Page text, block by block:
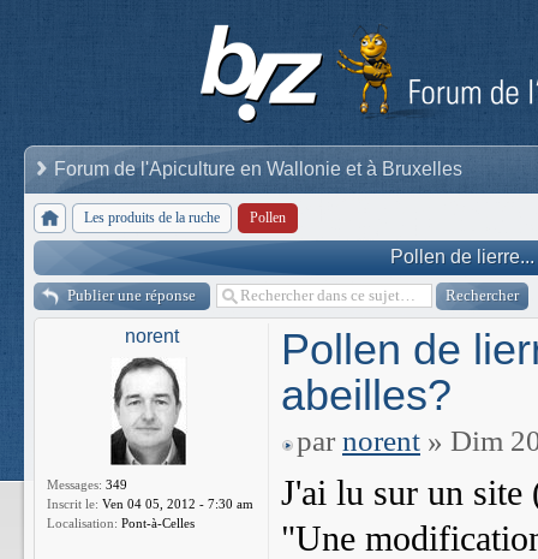
Forum de l'Apiculture en Wallonie et à Bruxelles
Les produits de la ruche Pollen
Pollen de
Publier une réponse
norent
Messages: 349
Inscrit le: Ven 04 05, 2012 - 7:30 am
Localisation: Pont-à-Celles
Pollen de
abeilles?
par norent » Dim
J'ai lu sur un
"Une